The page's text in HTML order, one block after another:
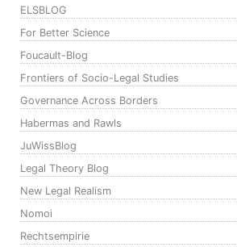
ELSBLOG
For Better Science
Foucault-Blog
Frontiers of Socio-Legal Studies
Governance Across Borders
Habermas and Rawls
JuWissBlog
Legal Theory Blog
New Legal Realism
Nomoi
Rechtsempirie